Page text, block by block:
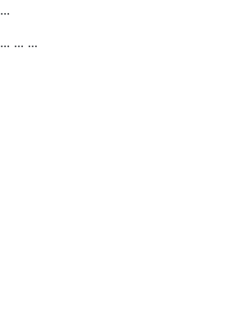
...
... ... ...